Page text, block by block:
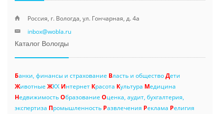
Россия, г. Вологда, ул. Гончарная, д. 4а
inbox@wobla.ru
Каталог Вологды
Банки, финансы и страхование Власть и обществоДети
Животные ЖКХ Интернет Красота Культура Медицина
НедвижимостьОбразование Оценка, аудит, бухгалтерия,
экспертиза Промышленность Развлечения Реклама Религия